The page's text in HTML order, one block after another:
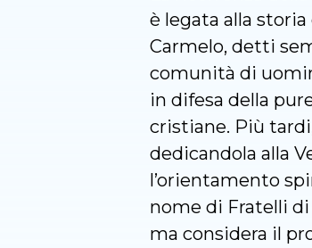
è legata alla
Carmelo, detti
comunità di
in difesa della
cristiane. Più
dedicandola alla
l’orientamento
nome di Fratelli di
ma considera il